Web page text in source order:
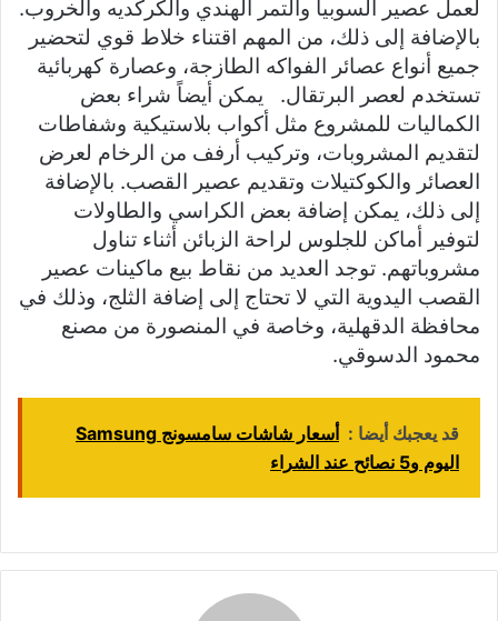
لعمل عصير السوبيا والتمر الهندي والكركديه والخروب.
بالإضافة إلى ذلك، من المهم اقتناء خلاط قوي لتحضير
جميع أنواع عصائر الفواكه الطازجة، وعصارة كهربائية
تستخدم لعصر البرتقال. يمكن أيضاً شراء بعض
الكماليات للمشروع مثل أكواب بلاستيكية وشفاطات
لتقديم المشروبات، وتركيب أرفف من الرخام لعرض
العصائر والكوكتيلات وتقديم عصير القصب. بالإضافة
إلى ذلك، يمكن إضافة بعض الكراسي والطاولات
لتوفير أماكن للجلوس لراحة الزبائن أثناء تناول
مشروباتهم. توجد العديد من نقاط بيع ماكينات عصير
القصب اليدوية التي لا تحتاج إلى إضافة الثلج، وذلك في
محافظة الدقهلية، وخاصة في المنصورة من مصنع
محمود الدسوقي.
قد يعجبك أيضا :
أسعار شاشات سامسونج Samsung
اليوم و5 نصائح عند الشراء